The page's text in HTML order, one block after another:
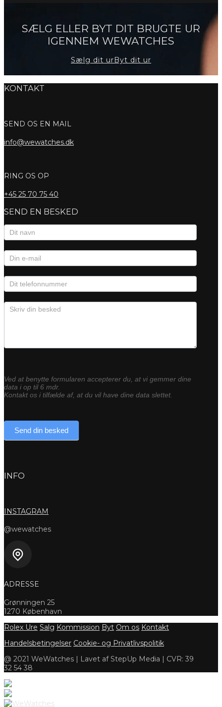
SÆLG ELLER BYT DIT BRUGTE UR
IGENNEM WEWATCHES
Sælg dit urByt dit ur
KONTAKT
SEND OS EN MAIL
info@wewatches.dk
RING OS OP
+45 25 70 75 40
SEND EN BESKED
Kontaktformular
Ved at benytte formularen accepterer du, at vi gemmer dine
data i op til 6 mdr.
Kontakt os i tilfælde af, at du vil have dine data slettet.
Send din besked
INFO
INSTAGRAM
@wewatches
ADRESSE
Grønningen 25
1270 København
Rolex Ure Salg Kommission Byt Om os Kontakt
Handelsbetingelser Cookie- og Privatlivspolitik
@ 2021 WeWatches | Lavet af StepUp Media | CVR: 39
32 54 38